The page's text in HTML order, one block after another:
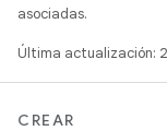
asociadas.
Última actualización:
CREAR